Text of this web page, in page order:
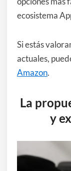
ecosistema
Si estás
actuales,
Amazon.
La
y